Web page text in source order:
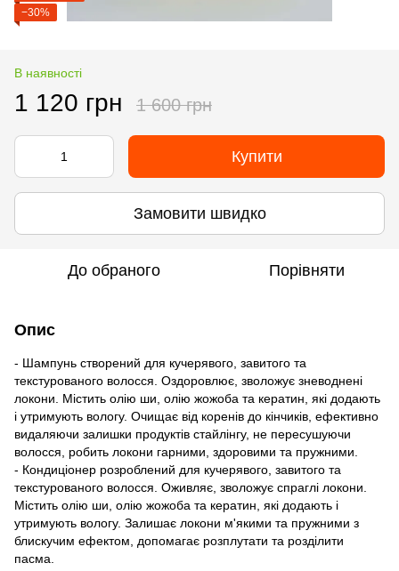
−30%
В наявності
1 120 грн 1 600 грн
Купити
Замовити швидко
До обраного Порівняти
Опис
- Шампунь створений для кучерявого, завитого та
текстурованого волосся. Оздоровлює, зволожує зневоднені
локони. Містить олію ши, олію жожоба та кератин, які додають
і утримують вологу. Очищає від коренів до кінчиків, ефективно
видаляючи залишки продуктів стайлінгу, не пересушуючи
волосся, робить локони гарними, здоровими та пружними.
- Кондиціонер розроблений для кучерявого, завитого та
текстурованого волосся. Оживляє, зволожує спраглі локони.
Містить олію ши, олію жожоба та кератин, які додають і
утримують вологу. Залишає локони м'якими та пружними з
блискучим ефектом, допомагає розплутати та розділити
пасма.